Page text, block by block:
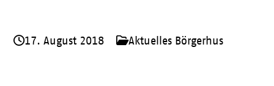
17. August 2018 Aktuelles Börgerhus